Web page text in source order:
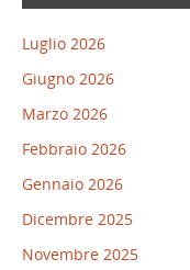
Luglio 2026
Giugno 2026
Marzo 2026
Febbraio 2026
Gennaio 2026
Dicembre 2025
Novembre 2025